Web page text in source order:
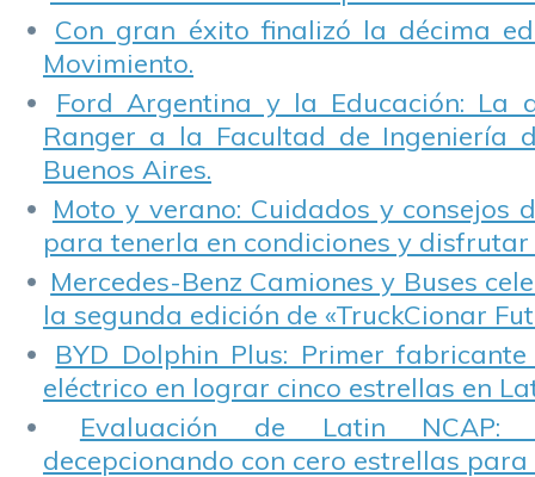
Con gran éxito finalizó la décima
Movimiento.
Ford Argentina y la Educación: La
Ranger a la Facultad de Ingeniería
Buenos Aires.
Moto y verano: Cuidados y consejos
para tenerla en condiciones y disfrutar
Mercedes-Benz Camiones y Buses
la segunda edición de «TruckCionar
BYD Dolphin Plus: Primer
eléctrico en lograr cinco estrellas en
Evaluación de Latin NCAP:
decepcionando con cero estrellas para